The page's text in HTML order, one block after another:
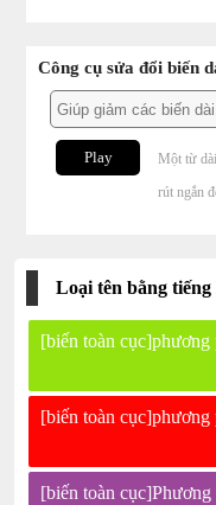
Công cụ sửa đổi biến
Play
Một từ
rút ngắn
Loại tên bằng
[biến toàn cục]phương
[biến toàn
[biến toàn cục]Phương